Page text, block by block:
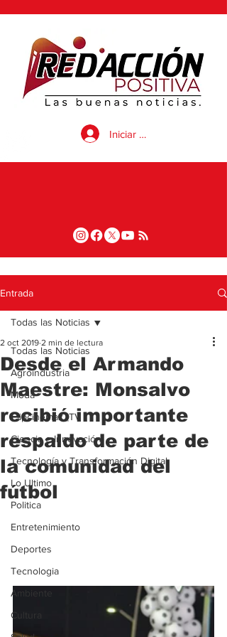
Iniciar sesión
Entrada
Todas las Noticias
Agroindustria
Moda
Clipcinemax_TV
Ciencia e Innovación
Tecnología y Transformación Digital
Lo Ultimo
Politica
Entretenimiento
Deportes
Tecnologia
Ambiente
Cultura
Todas las Noticias
Desde el Armando
Maestre: Monsalvo
recibió importante
respaldo de parte de
la comunidad del
fútbol
2 oct 2019 2 min de lectura